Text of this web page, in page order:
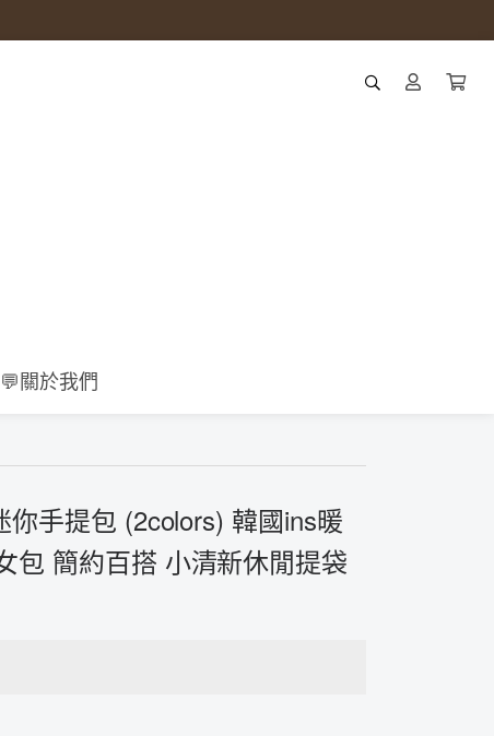
💬關於我們
你手提包 (2colors) 韓國ins暖
包 簡約百搭 小清新休閒提袋